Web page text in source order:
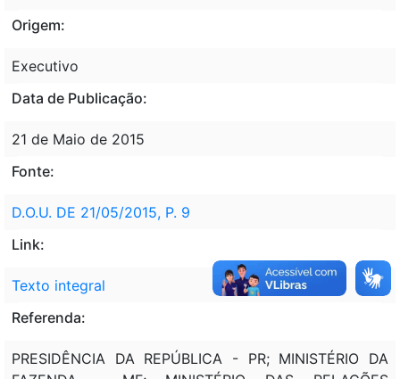
Origem:
Executivo
Data de Publicação:
21 de Maio de 2015
Fonte:
D.O.U. DE 21/05/2015, P. 9
Link:
Texto integral
Referenda:
PRESIDÊNCIA DA REPÚBLICA - PR; MINISTÉRIO DA